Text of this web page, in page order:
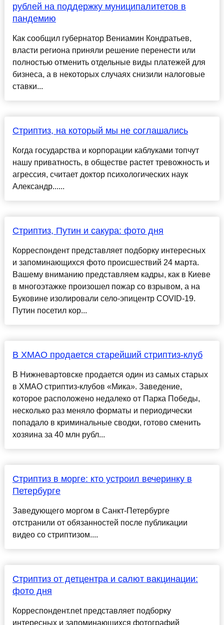
рублей на поддержку муниципалитетов в
пандемию
Как сообщил губернатор Вениамин Кондратьев,
власти региона приняли решение перенести или
полностью отменить отдельные виды платежей для
бизнеса, а в некоторых случаях снизили налоговые
ставки...
Стриптиз, на который мы не соглашались
Когда государства и корпорации каблуками топчут
нашу приватность, в обществе растет тревожность и
агрессия, считает доктор психологических наук
Александр......
Стриптиз, Путин и сакура: фото дня
Корреспондент представляет подборку интересных
и запоминающихся фото происшествий 24 марта.
Вашему вниманию представляем кадры, как в Киеве
в многоэтажке произошел пожар со взрывом, а на
Буковине изолировали село-эпицентр COVID-19.
Путин посетил кор...
В ХМАО продается старейший стриптиз-клуб
В Нижневартовске продается один из самых старых
в ХМАО стриптиз-клубов «Мика». Заведение,
которое расположено недалеко от Парка Победы,
несколько раз меняло форматы и периодически
попадало в криминальные сводки, готово сменить
хозяина за 40 млн рубл...
Стриптиз в морге: кто устроил вечеринку в
Петербурге
Заведующего моргом в Санкт-Петербурге
отстранили от обязанностей после публикации
видео со стриптизом....
Стриптиз от детцентра и салют вакцинации:
фото дня
Корреспондент.net представляет подборку
интересных и запоминающихся фотографий